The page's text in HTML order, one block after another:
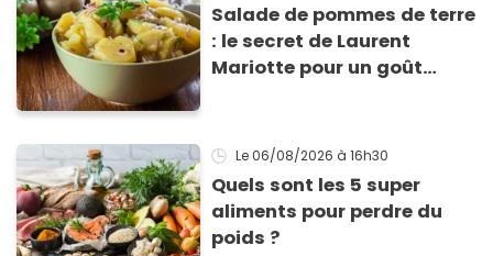
Salade de pommes de terre
: le secret de Laurent
Mariotte pour un goût
Le 06/08/2026 à 16h30
Quels sont les 5 super
aliments pour perdre du
poids ?